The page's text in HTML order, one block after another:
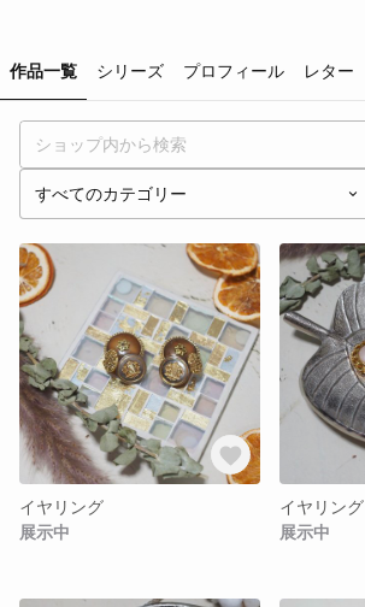
作品一覧 シリーズ プロフィール レター
イヤリング
展示中
イヤリング
展示中